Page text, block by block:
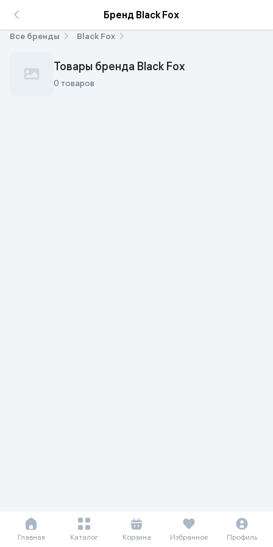
Бренд Black Fox
Все бренды Black Fox
Товары бренда Black Fox
0 товаров
Главная Каталог Корзина Избранное Профиль